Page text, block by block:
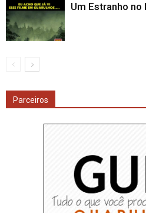
Um Estranho no
Parceiros